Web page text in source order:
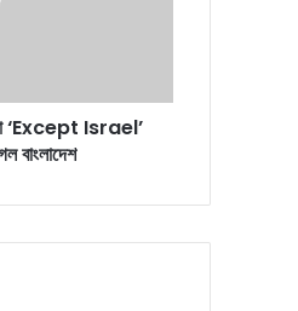
‘Except Israel’
বাংলাদেশ